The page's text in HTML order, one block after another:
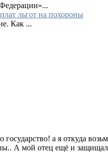
льгот на похороны
Как ...
а я откуда
мой отец ещё и защищал